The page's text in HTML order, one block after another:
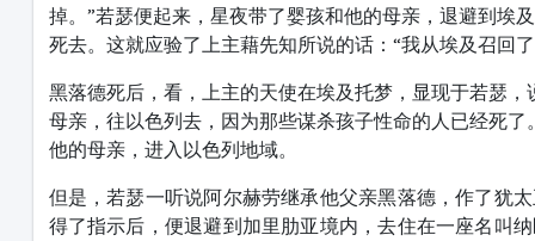
掉。”若瑟便起来，星夜带了婴孩和他的母亲，退避到埃
死去。这就应验了上主藉先知所说的话：“我从埃及召回
黑落德死后，看，上主的天使在埃及托梦，显现于若瑟
母亲，往以色列去，因为那些谋杀孩子性命的人已经死
他的母亲，进入以色列地域。
但是，若瑟一听说阿尔赫劳继承他父亲黑落德，作了犹
得了指示后，便退避到加里肋亚境内，去住在一座名叫